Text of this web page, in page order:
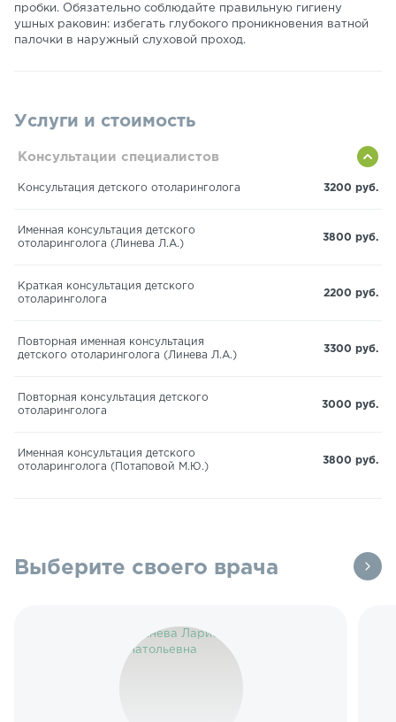
пробки. Обязательно соблюдайте правильную гигиену
ушных раковин: избегать глубокого проникновения ватной
палочки в наружный слуховой проход.
Услуги и стоимость
Консультации специалистов
Консультация детского отоларинголога 3200 руб.
Именная консультация детского
отоларинголога (Линева Л.А.)
3800 руб.
Краткая консультация детского
отоларинголога
2200 руб.
Повторная именная консультация
детского отоларинголога (Линева Л.А.)
3300 руб.
Повторная консультация детского
отоларинголога
3000 руб.
Именная консультация детского
отоларинголога (Потаповой М.Ю.)
3800 руб.
Выберите своего врача